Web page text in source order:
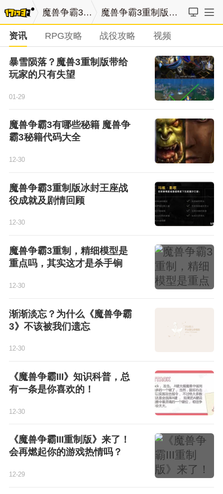
魔兽争霸3重制版 魔兽争霸3重制版最新资讯
资讯 RPG攻略 战役攻略 视频
暴雪陨落？魔兽3重制版带给
玩家的只有失望
01-29
魔兽争霸3有哪些秘籍 魔兽争
霸3秘籍代码大全
12-30
魔兽争霸3重制版冰封王座战
役成就及剧情回顾
12-30
魔兽争霸3重制，精细模型是
重点吗，其实这才是杀手锏
12-30
渐渐淡忘？为什么《魔兽争霸
3》不该被我们遗忘
12-30
《魔兽争霸III》知识科普，总
有一条是你喜欢的！
12-30
《魔兽争霸III重制版》来了！
会再燃起你的游戏热情吗？
12-29